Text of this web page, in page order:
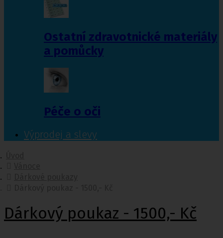
Ostatní zdravotnické materiály
a pomůcky
Péče o oči
Výprodej a slevy
Dárkový poukaz - 1500,- Kč